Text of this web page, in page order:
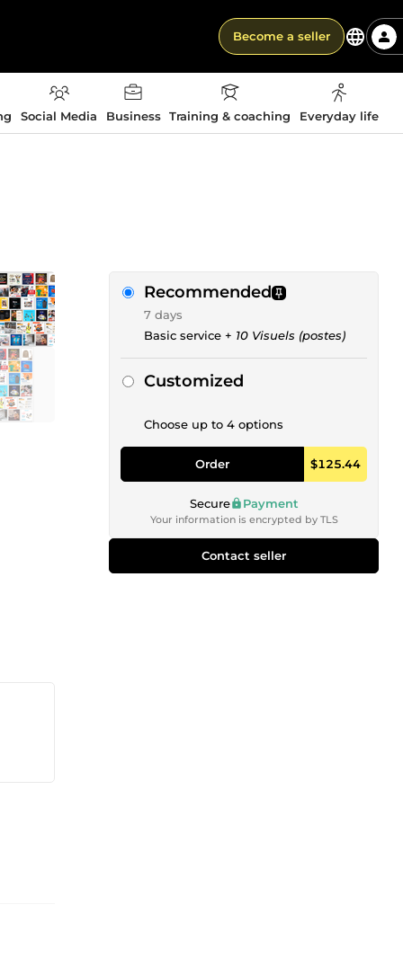
Become a seller
Social Media Business Training & coaching Everyday life
Recommended
7 days
Basic service + 10 Visuels (postes)
Customized
Choose up to 4 options
Order $125.44
Secure Payment
Your information is encrypted by TLS
Contact seller